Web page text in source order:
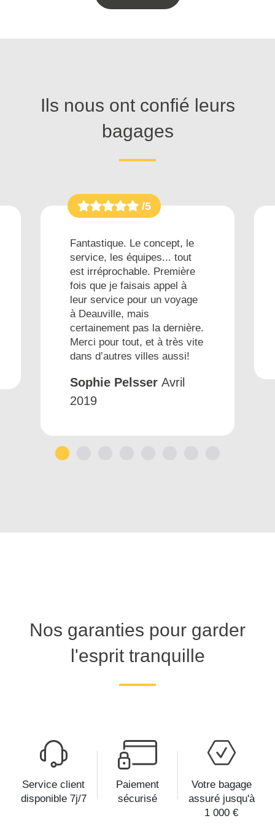
Ils nous ont confié leurs
bagages
/5
Fantastique. Le concept, le
service, les équipes... tout
est irréprochable. Première
fois que je faisais appel à
leur service pour un voyage
à Deauville, mais
certainement pas la dernière.
Merci pour tout, et à très vite
dans d’autres villes aussi!
Sophie Pelsser Avril
2019
Nos garanties pour garder
l'esprit tranquille
Service client
disponible 7j/7
Paiement
sécurisé
Votre bagage
assuré jusqu'à
1 000 €